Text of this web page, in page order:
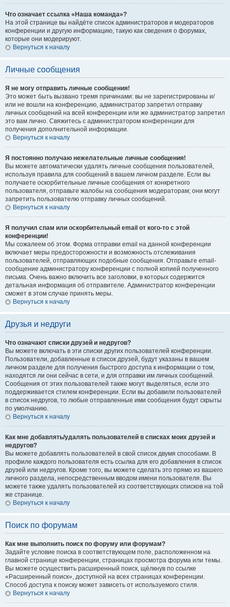
Что означает ссылка «Наша команда»?
На этой странице вы найдёте список администраторов и модераторов
конференции и другую информацию, такую как сведения о форумах,
которые они модерируют.
Вернуться к началу
Личные сообщения
Я не могу отправить личные сообщения!
Это может быть вызвано тремя причинами: вы не зарегистрированы и/
или не вошли на конференцию, администратор запретил отправку
личных сообщений на всей конференции или же администратор запретил
это вам лично. Свяжитесь с администратором конференции для
получения дополнительной информации.
Вернуться к началу
Я постоянно получаю нежелательные личные сообщения!
Вы можете автоматически удалять личные сообщения пользователей,
используя правила для сообщений в вашем личном разделе. Если вы
получаете оскорбительные личные сообщения от конкретного
пользователя, отправьте жалобы на сообщения модераторам; они могут
запретить пользователю отправку личных сообщений.
Вернуться к началу
Я получил спам или оскорбительный email от кого-то с этой
конференции!
Мы сожалеем об этом. Форма отправки email на данной конференции
включает меры предосторожности и возможность отслеживания
пользователей, отправляющих подобные сообщения. Отправьте email-
сообщение администратору конференции с полной копией полученного
письма. Очень важно включить все заголовки, в которых содержится
детальная информация об отправителе. Администратор конференции
сможет в этом случае принять меры.
Вернуться к началу
Друзья и недруги
Что означают списки друзей и недругов?
Вы можете включать в эти списки других пользователей конференции.
Пользователи, добавленные в список друзей, будут указаны в вашем
личном разделе для получения быстрого доступа к информации о том,
находятся ли они сейчас в сети, и для отправки им личных сообщений.
Сообщения от этих пользователей также могут выделяться, если это
поддерживается стилем конференции. Если вы добавили пользователей
в список недругов, то любые отправленные ими сообщения будут скрыты
по умолчанию.
Вернуться к началу
Как мне добавлять/удалять пользователей в списках моих друзей и
недругов?
Вы можете добавлять пользователей в свой список двумя способами. В
профиле каждого пользователя есть ссылка для его добавления в список
друзей или недругов. Кроме того, вы можете сделать это прямо из вашего
личного раздела, непосредственным вводом имени пользователя. Вы
можете также удалять пользователей из соответствующих списков на той
же странице.
Вернуться к началу
Поиск по форумам
Как мне выполнить поиск по форуму или форумам?
Задайте условие поиска в соответствующем поле, расположенном на
главной странице конференции, страницах просмотра форума или темы.
Вы можете осуществить расширенный поиск, щёлкнув по ссылке
«Расширенный поиск», доступной на всех страницах конференции.
Способ доступа к поиску может зависеть от используемого стиля.
Вернуться к началу